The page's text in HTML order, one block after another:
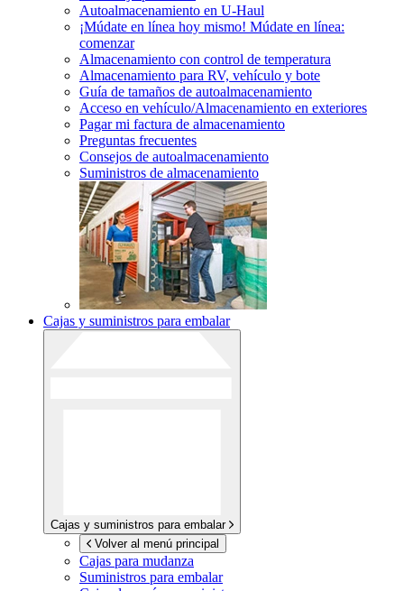
Autoalmacenamiento en U-Haul
¡Múdate en línea hoy mismo! Múdate en línea:
comenzar
Almacenamiento con control de temperatura
Almacenamiento para RV, vehículo y bote
Guía de tamaños de autoalmacenamiento
Acceso en vehículo/Almacenamiento en exteriores
Pagar mi factura de almacenamiento
Preguntas frecuentes
Consejos de autoalmacenamiento
Suministros de almacenamiento
Cajas y suministros para embalar
Cajas y suministros para embalar
Volver al menú principal
Cajas para mudanza
Suministros para embalar